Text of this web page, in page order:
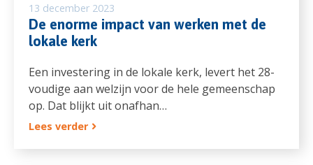
13 december 2023
De enorme impact van werken met de
lokale kerk
Een investering in de lokale kerk, levert het 28-
voudige aan welzijn voor de hele gemeenschap
op. Dat blijkt uit onafhan…
Lees verder